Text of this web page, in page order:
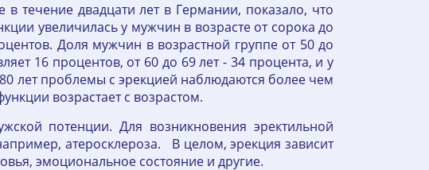
в течение двадцати лет в Германии, показало, что
увеличилась у мужчин в возрасте от сорока до
Доля мужчин в возрастной группе от 50 до
16 процентов, от 60 до 69 лет - 34 процента, и у
лет проблемы с эрекцией наблюдаются более чем
возрастает с возрастом.
потенции. Для возникновения эректильной
атеросклероза. В целом, эрекция зависит
эмоциональное состояние и другие.